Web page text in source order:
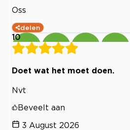
Oss
delen
10
Doet wat het moet doen.
Nvt
Beveelt aan
3 August 2026